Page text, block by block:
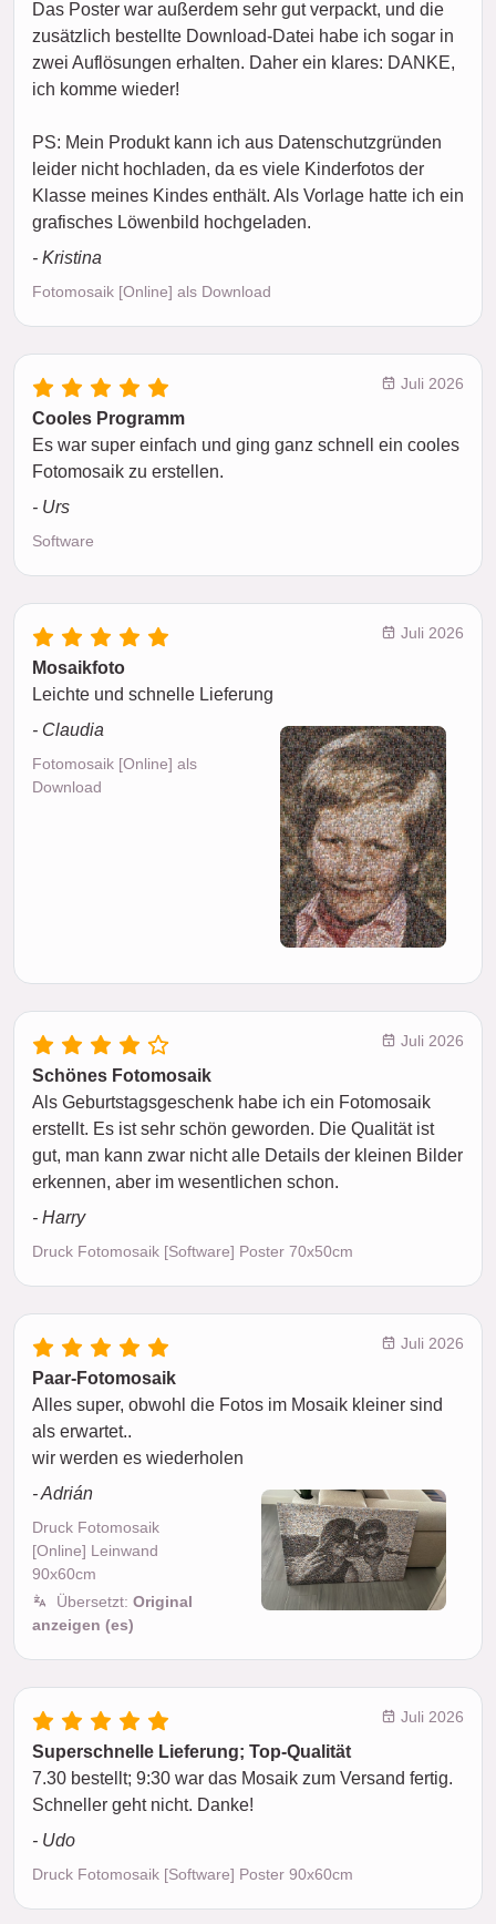
Das Poster war außerdem sehr gut verpackt, und die
zusätzlich bestellte Download-Datei habe ich sogar in
zwei Auflösungen erhalten. Daher ein klares: DANKE,
ich komme wieder!
PS: Mein Produkt kann ich aus Datenschutzgründen
leider nicht hochladen, da es viele Kinderfotos der
Klasse meines Kindes enthält. Als Vorlage hatte ich ein
grafisches Löwenbild hochgeladen.
- Kristina
Fotomosaik [Online] als Download
Juli 2026
Cooles Programm
Es war super einfach und ging ganz schnell ein cooles
Fotomosaik zu erstellen.
- Urs
Software
Juli 2026
Mosaikfoto
Leichte und schnelle Lieferung
- Claudia
Fotomosaik [Online] als
Download
Juli 2026
Schönes Fotomosaik
Als Geburtstagsgeschenk habe ich ein Fotomosaik
erstellt. Es ist sehr schön geworden. Die Qualität ist
gut, man kann zwar nicht alle Details der kleinen Bilder
erkennen, aber im wesentlichen schon.
- Harry
Druck Fotomosaik [Software] Poster 70x50cm
Juli 2026
Paar-Fotomosaik
Alles super, obwohl die Fotos im Mosaik kleiner sind
als erwartet..
wir werden es wiederholen
- Adrián
Druck Fotomosaik
[Online] Leinwand
90x60cm
Übersetzt: Original
anzeigen (es)
Juli 2026
Superschnelle Lieferung; Top-Qualität
7.30 bestellt; 9:30 war das Mosaik zum Versand fertig.
Schneller geht nicht. Danke!
- Udo
Druck Fotomosaik [Software] Poster 90x60cm